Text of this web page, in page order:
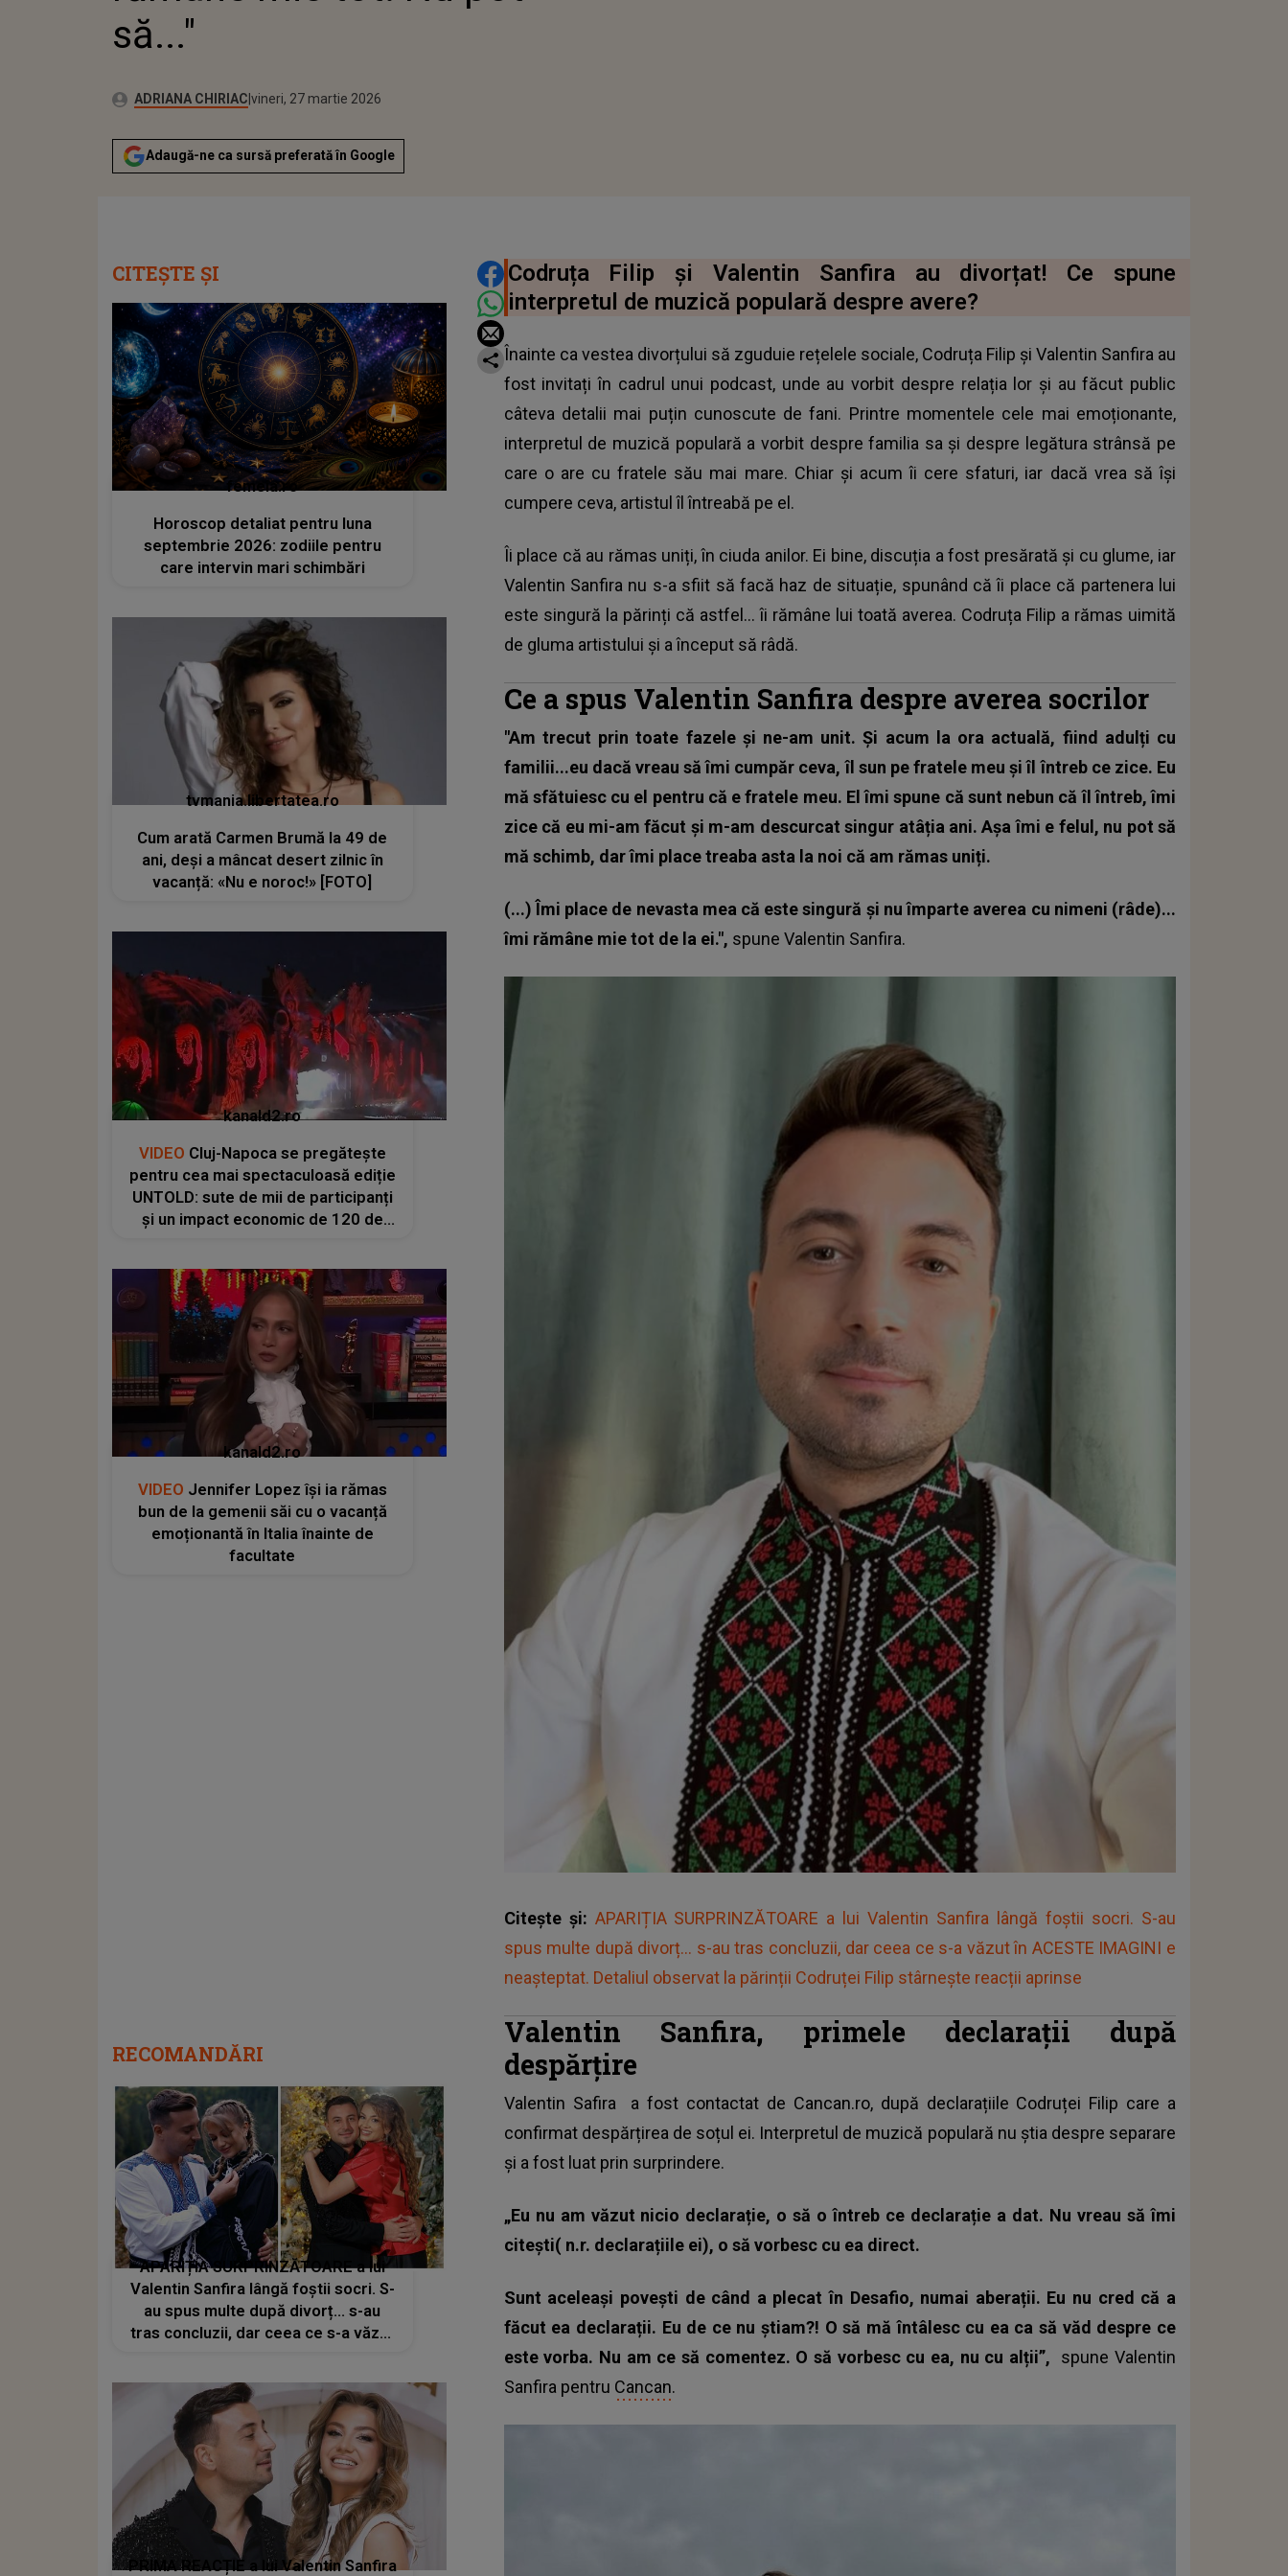
să..."
Autor:ADRIANA CHIRIACPublicat:
vineri, 27 martie 2026
Actualizat:
vineri, 27 martie 2026
Adaugă-ne ca sursă preferată în Google
DISTRIBUIE ARTICOLUL
Codruța Filip și Valentin Sanfira au divorțat! Ce spune
interpretul de muzică populară despre avere?
Înainte ca vestea divorțului să zguduie rețelele sociale, Codruța Filip și Valentin Sanfira au
fost invitați în cadrul unui podcast, unde au vorbit despre relația lor şi au făcut public
câteva detalii mai puțin cunoscute de fani. Printre momentele cele mai emoționante,
interpretul de muzică populară a vorbit despre familia sa şi despre legătura strânsă pe
care o are cu fratele său mai mare. Chiar şi acum îi cere sfaturi, iar dacă vrea să îşi
cumpere ceva, artistul îl întreabă pe el.
Îi place că au rămas uniți, în ciuda anilor. Ei bine, discuția a fost presărată şi cu glume, iar
Valentin Sanfira nu s-a sfiit să facă haz de situație, spunând că îi place că partenera lui
este singură la părinți că astfel... îi rămâne lui toată averea. Codruța Filip a rămas uimită
de gluma artistului şi a început să râdă.
Ce a spus Valentin Sanfira despre averea socrilor
"Am trecut prin toate fazele şi ne-am unit. Și acum la ora actuală, fiind adulți cu
familii...eu dacă vreau să îmi cumpăr ceva, îl sun pe fratele meu şi îl întreb ce zice. Eu
mă sfătuiesc cu el pentru că e fratele meu. El îmi spune că sunt nebun că îl întreb, îmi
zice că eu mi-am făcut şi m-am descurcat singur atâția ani. Aşa îmi e felul, nu pot să
mă schimb, dar îmi place treaba asta la noi că am rămas uniți.
(...) Îmi place de nevasta mea că este singură şi nu împarte averea cu nimeni (râde)...
îmi rămâne mie tot de la ei.", spune Valentin Sanfira.
Citește și: APARIȚIA SURPRINZĂTOARE a lui Valentin Sanfira lângă foştii socri. S-au
spus multe după divorț... s-au tras concluzii, dar ceea ce s-a văzut în ACESTE IMAGINI e
neaşteptat. Detaliul observat la părinții Codruței Filip stârneşte reacții aprinse
Valentin Sanfira, primele declarații după
despărțire
Valentin Safira
a fost contactat de Cancan.ro, după declarațiile Codruței Filip care a
confirmat despărțirea de soțul ei. Interpretul de muzică populară nu știa despre separare
și a fost luat prin surprindere.
„Eu nu am văzut nicio declarație, o să o întreb ce declarație a dat. Nu vreau să îmi
citești( n.r. declarațiile ei), o să vorbesc cu ea direct.
Sunt aceleași povești de când a plecat în Desafio, numai aberații. Eu nu cred că a
făcut ea declarații. Eu de ce nu știam?! O să mă întâlesc cu ea ca să văd despre ce
este vorba. Nu am ce să comentez. O să vorbesc cu ea, nu cu alții”,
spune Valentin
Sanfira pentru Cancan.
CITEȘTE ȘI
femeia.ro
Horoscop detaliat pentru luna
septembrie 2026: zodiile pentru
care intervin mari schimbări
tvmania.libertatea.ro
Cum arată Carmen Brumă la 49 de
ani, deși a mâncat desert zilnic în
vacanță: «Nu e noroc!» [FOTO]
kanald2.ro
VIDEO Cluj-Napoca se pregătește
pentru cea mai spectaculoasă ediție
UNTOLD: sute de mii de participanți
și un impact economic de 120 de
kanald2.ro
VIDEO Jennifer Lopez își ia rămas
bun de la gemenii săi cu o vacanță
emoționantă în Italia înainte de
facultate
RECOMANDĂRI
APARIȚIA SURPRINZĂTOARE a lui
Valentin Sanfira lângă foştii socri. S-
au spus multe după divorț... s-au
tras concluzii, dar ceea ce s-a văzut
Filip stârneşte reacții aprinse
PRIMA REACȚIE a lui Valentin Sanfira